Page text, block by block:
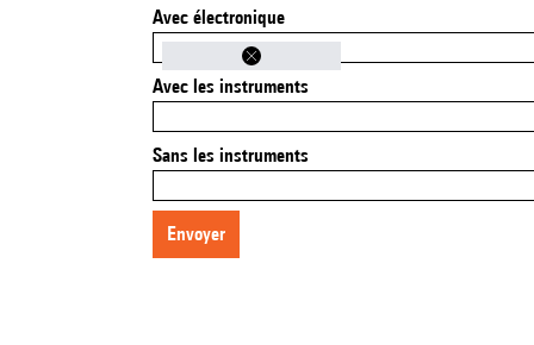
Avec électronique
Avec les instruments
Sans les instruments
envoyer